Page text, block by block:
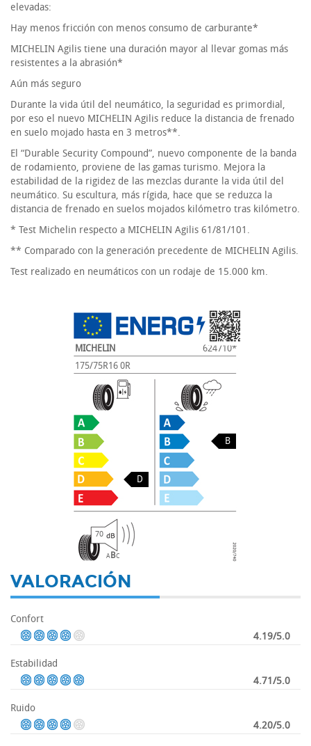
elevadas:
Hay menos fricción con menos consumo de carburante*
MICHELIN Agilis tiene una duración mayor al llevar gomas más
resistentes a la abrasión*
Aún más seguro
Durante la vida útil del neumático, la seguridad es primordial,
por eso el nuevo MICHELIN Agilis reduce la distancia de frenado
en suelo mojado hasta en 3 metros**.
El “Durable Security Compound”, nuevo componente de la banda
de rodamiento, proviene de las gamas turismo. Mejora la
estabilidad de la rigidez de las mezclas durante la vida útil del
neumático. Su escultura, más rígida, hace que se reduzca la
distancia de frenado en suelos mojados kilómetro tras kilómetro.
* Test Michelin respecto a MICHELIN Agilis 61/81/101.
** Comparado con la generación precedente de MICHELIN Agilis.
Test realizado en neumáticos con un rodaje de 15.000 km.
MICHELIN
624710*
175/75R16 0R
D
B
70
ABC
VALORACIÓN
Confort
4.19/5.0
Estabilidad
4.71/5.0
Ruido
4.20/5.0